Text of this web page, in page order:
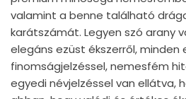
valamint a benne található
karátszámát. Legyen szó arany
elegáns ezüst ékszerről, minden
finomságjelzéssel, nemesfém
egyedi névjelzéssel van ellátva,